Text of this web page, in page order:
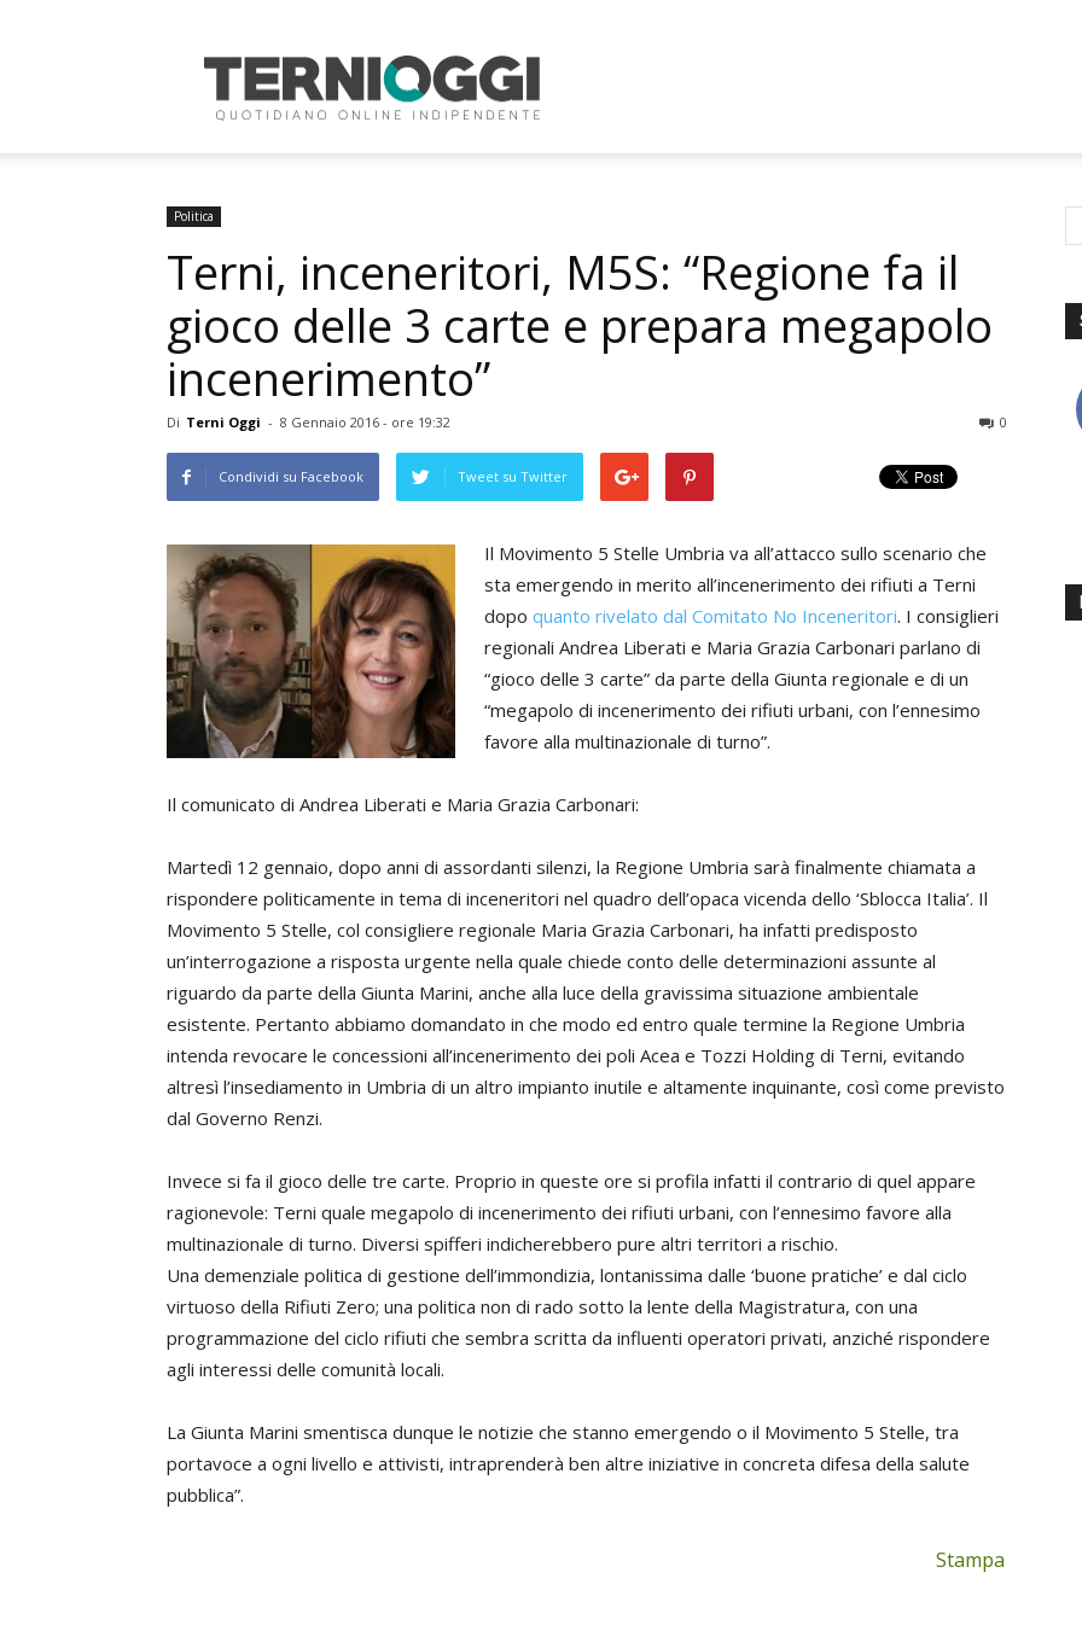
Oggi
Politica
Terni, inceneritori, M5S: “Regione fa il
gioco delle 3 carte e prepara megapolo
incenerimento”
Di Terni Oggi - 8 Gennaio 2016 - ore 19:32 0
Condividi su Facebook Tweet su Twitter
Il Movimento 5 Stelle Umbria va all’attacco sullo scenario che
sta emergendo in merito all’incenerimento dei rifiuti a Terni
dopo quanto rivelato dal Comitato No Inceneritori. I consiglieri
regionali Andrea Liberati e Maria Grazia Carbonari parlano di
“gioco delle 3 carte” da parte della Giunta regionale e di un
“megapolo di incenerimento dei rifiuti urbani, con l’ennesimo
favore alla multinazionale di turno”.
Il comunicato di Andrea Liberati e Maria Grazia Carbonari:
Martedì 12 gennaio, dopo anni di assordanti silenzi, la Regione Umbria sarà finalmente chiamata a
rispondere politicamente in tema di inceneritori nel quadro dell’opaca vicenda dello ‘Sblocca Italia’. Il
Movimento 5 Stelle, col consigliere regionale Maria Grazia Carbonari, ha infatti predisposto
un’interrogazione a risposta urgente nella quale chiede conto delle determinazioni assunte al
riguardo da parte della Giunta Marini, anche alla luce della gravissima situazione ambientale
esistente. Pertanto abbiamo domandato in che modo ed entro quale termine la Regione Umbria
intenda revocare le concessioni all’incenerimento dei poli Acea e Tozzi Holding di Terni, evitando
altresì l’insediamento in Umbria di un altro impianto inutile e altamente inquinante, così come previsto
dal Governo Renzi.
Invece si fa il gioco delle tre carte. Proprio in queste ore si profila infatti il contrario di quel appare
ragionevole: Terni quale megapolo di incenerimento dei rifiuti urbani, con l’ennesimo favore alla
multinazionale di turno. Diversi spifferi indicherebbero pure altri territori a rischio.
Una demenziale politica di gestione dell’immondizia, lontanissima dalle ‘buone pratiche’ e dal ciclo
virtuoso della Rifiuti Zero; una politica non di rado sotto la lente della Magistratura, con una
programmazione del ciclo rifiuti che sembra scritta da influenti operatori privati, anziché rispondere
agli interessi delle comunità locali.
La Giunta Marini smentisca dunque le notizie che stanno emergendo o il Movimento 5 Stelle, tra
portavoce a ogni livello e attivisti, intraprenderà ben altre iniziative in concreta difesa della salute
pubblica”.
Stampa